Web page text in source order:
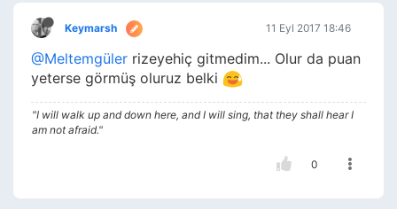
Keymarsh 11 Eyl 2017 18:46
@Meltemgüler rizeyehiç gitmedim... Olur da puan
yeterse görmüş oluruz belki
"I will walk up and down here, and I will sing, that they shall hear I
am not afraid."
0